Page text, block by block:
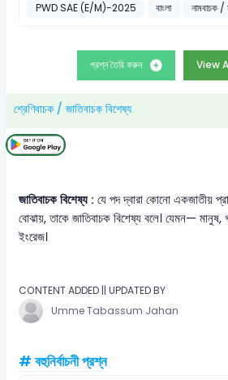
PWD SAE (E/M)-2025
বাংলা নামবাচক /
প্রশ্ন তৈরি করুন View
শ্রেণিবাচক / জাতিবাচক বিশেষ্য
জাতিবাচক বিশেষ্য : যে পদ দ্বারা কোনো একজাতীয়
বোঝায়, তাকে জাতিবাচক বিশেষ্য বলে। যেমন— মানুষ,
ইংরেজ।
CONTENT ADDED || UPDATED BY
Umme Tabassum Jahan
# বহুনির্বাচনী প্রশ্ন